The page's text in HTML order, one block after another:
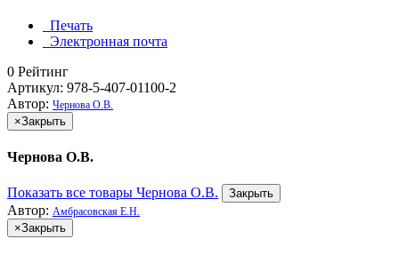
Печать
Электронная почта
0 Рейтинг
Артикул: 978-5-407-01100-2
Автор: Чернова О.В.
×Закрыть
Чернова О.В.
Показать все товары Чернова О.В. Закрыть
Автор: Амбрасовская Е.Н.
×Закрыть